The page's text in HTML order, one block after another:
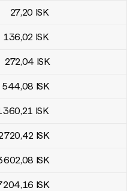
couronnes islandaises
27,20 ISK
136,02 ISK
272,04 ISK
544,08 ISK
360,21 ISK
720,42 ISK
602,08 ISK
204,16 ISK